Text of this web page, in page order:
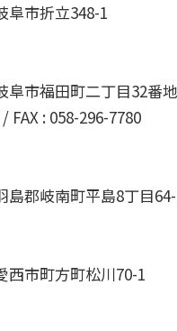
阜市折立348-1
阜市福田町二丁目32番地
FAX : 058-296-7780
島郡岐南町平島8丁目
西市町方町松川70-1